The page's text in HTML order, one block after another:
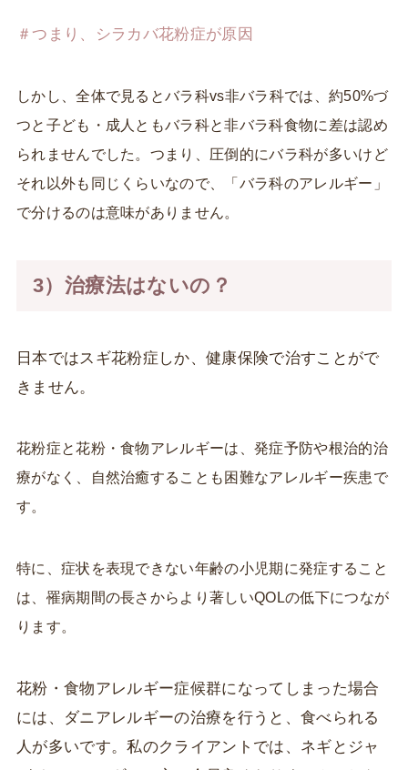
＃つまり、シラカバ花粉症が原因
しかし、全体で見るとバラ科vs非バラ科では、約50%づ
つと子ども・成人ともバラ科と非バラ科食物に差は認め
られませんでした。つまり、圧倒的にバラ科が多いけど
それ以外も同じくらいなので、「バラ科のアレルギー」
で分けるのは意味がありません。
3）治療法はないの？
日本ではスギ花粉症しか、健康保険で治すことがで
きません。
花粉症と花粉・食物アレルギーは、発症予防や根治的治
療がなく、自然治癒することも困難なアレルギー疾患で
す。
特に、症状を表現できない年齢の小児期に発症すること
は、罹病期間の長さからより著しいQOLの低下につなが
ります。
花粉・食物アレルギー症候群になってしまった場合
には、ダニアレルギーの治療を行うと、食べられる
人が多いです。私のクライアントでは、ネギとジャ